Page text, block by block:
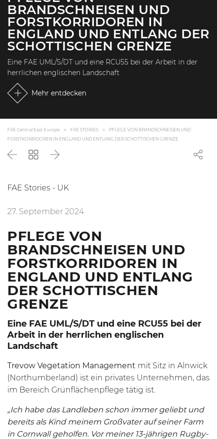
BRANDSCHNEISEN UND
FORSTKORRIDOREN IN
ENGLAND UND ENTLANG DER
SCHOTTISCHEN GRENZE
Eine FAE UML/S/DT und eine RCU55 bei der Arbeit in der
herrlichen englischen Landschaft
Mehr entdecken
FAE Central East Europe FAE STORIES
PFLEGE VON BRANDSCHNEISEN UND
FORSTKORRIDOREN IN ENGLAND UND ENTLANG DER SCHOTTISCHEN GRENZE
ZurückZurückWeiter
FAE Stories - UK
27. September 2024
PFLEGE VON
BRANDSCHNEISEN UND
FORSTKORRIDOREN IN
ENGLAND UND ENTLANG
DER SCHOTTISCHEN
GRENZE
Eine FAE UML/S/DT und eine RCU55 bei der
Arbeit in der herrlichen englischen
Landschaft
Trevow Vegetation Management mit Sitz in Alnwick
(Northumberland) ist ein privates Unternehmen, das
im Bereich Grünflächenpflege tätig ist.
„Ich habe das Landleben schon immer geliebt und
bereits als Kind meinem Großvater auf seiner Farm
in Cornwall geholfen. Vor meiner 13-jährigen Rugby-